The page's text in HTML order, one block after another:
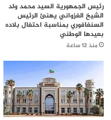
رئيس الجمهورية السيد محمد ولد
الشيخ الغزواني يهنئ الرئيس
السنغافوري بمناسبة احتفال بلاده
بعيدها الوطني
منذ 12 ساعة